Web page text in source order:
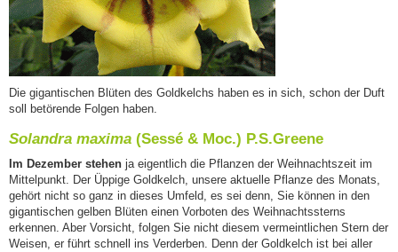
Die gigantischen Blüten des Goldkelchs haben es in sich, schon der Duft
soll betörende Folgen haben.
Solandra maxima (Sessé & Moc.) P.S.Greene
Im Dezember stehen ja eigentlich die Pflanzen der Weihnachtszeit im
Mittelpunkt. Der Üppige Goldkelch, unsere aktuelle Pflanze des Monats,
gehört nicht so ganz in dieses Umfeld, es sei denn, Sie können in den
gigantischen gelben Blüten einen Vorboten des Weihnachtssterns
erkennen. Aber Vorsicht, folgen Sie nicht diesem vermeintlichen Stern der
Weisen, er führt schnell ins Verderben. Denn der Goldkelch ist bei aller